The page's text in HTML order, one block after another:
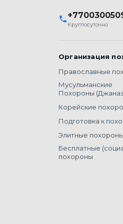
Круглосуточно
Организация
Православные
Мусульманские
Похороны
Корейские
Подготовка к
Элитные похороны
Бесплатные
похороны